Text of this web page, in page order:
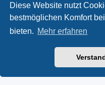
Diese Website nutzt
bestmöglichen Komfort
bieten. Mehr erfahren